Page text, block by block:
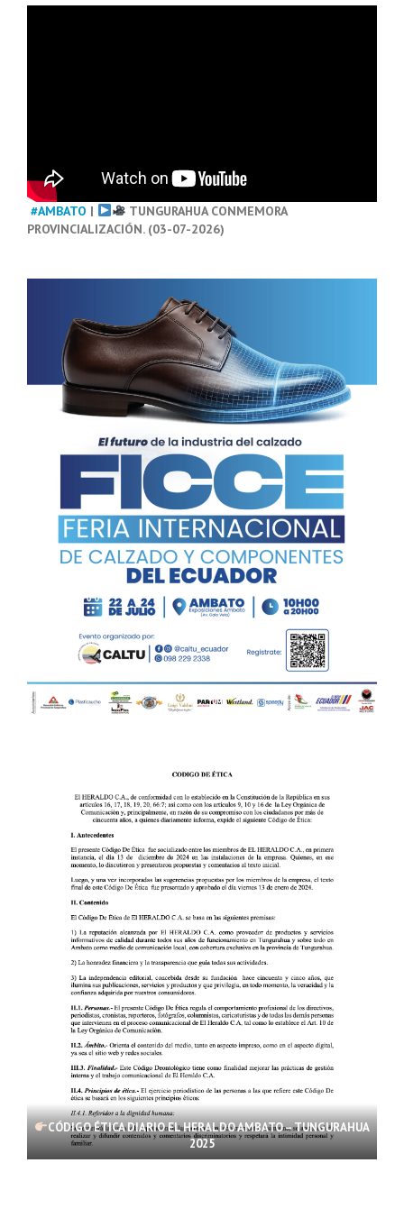
#AMBATO |
TUNGURAHUA CONMEMORA
PROVINCIALIZACIÓN. (03-07-2026)
CÓDIGO ÉTICA DIARIO EL HERALDO AMBATO – TUNGURAHUA
2025